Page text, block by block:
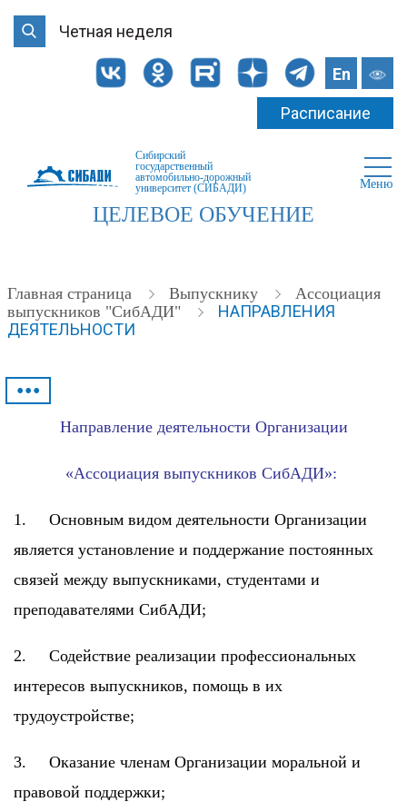
Четная неделя
En
Расписание
Сибирский
государственный
автомобильно-дорожный
университет (СИБАДИ)
Меню
ЦЕЛЕВОЕ ОБУЧЕНИЕ
Главная страница Выпускнику
Ассоциация
выпускников "СибАДИ"
НАПРАВЛЕНИЯ
ДЕЯТЕЛЬНОСТИ
•••
Направление деятельности Организации
«Ассоциация выпускников СибАДИ»:
1. Основным видом деятельности Организации
является установление и поддержание постоянных
связей между выпускниками, студентами и
преподавателями СибАДИ;
2. Содействие реализации профессиональных
интересов выпускников, помощь в их
трудоустройстве;
3. Оказание членам Организации моральной и
правовой поддержки;